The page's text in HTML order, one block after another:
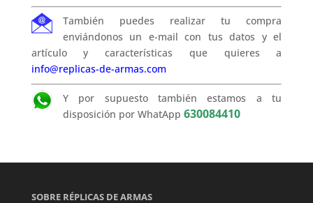
También puedes realizar tu compra
enviándonos un e-mail con tus datos y el
artículo y características que quieres a
info@replicas-de-armas.com
Y por supuesto también estamos a tu
disposición por WhatApp 630084410
SOBRE RÉPLICAS DE ARMAS